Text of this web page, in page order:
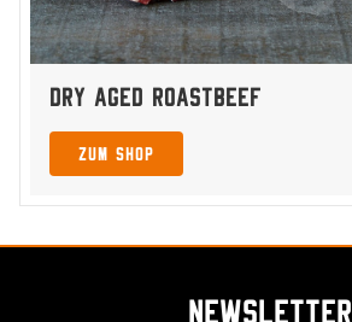
Dry Aged Roastbeef
zum Shop
Newsletter